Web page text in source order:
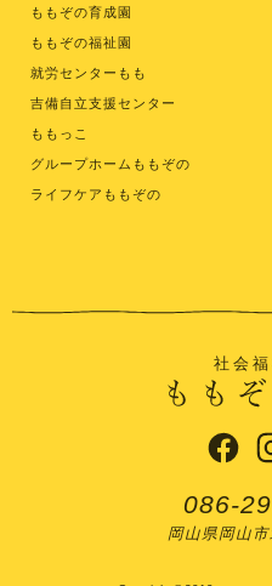
ももぞの育成園
ももぞの福祉園
就労センターもも
吉備自立支援センター
ももっこ
グループホームももぞの
ライフケアももぞの
社会
086-
岡山県岡山